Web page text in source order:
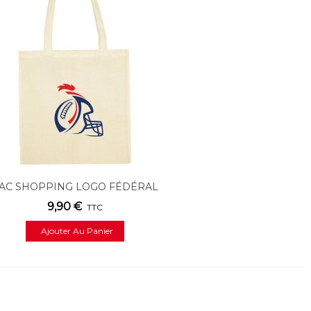
SHOPPING LOGO FÉDÉRAL
9,90 € TTC
Ajouter Au Panier